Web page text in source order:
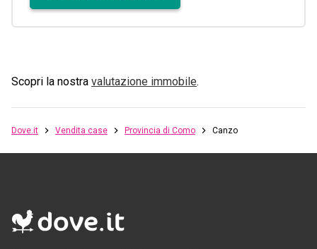
Scopri la nostra valutazione immobile.
Dove.it Vendita case Provincia di Como Canzo